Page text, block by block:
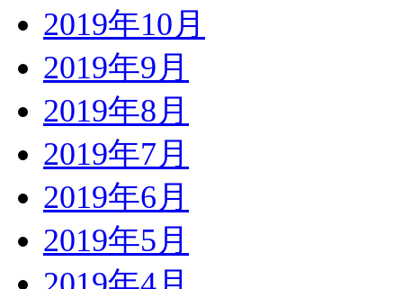
2019年10月
2019年9月
2019年8月
2019年7月
2019年6月
2019年5月